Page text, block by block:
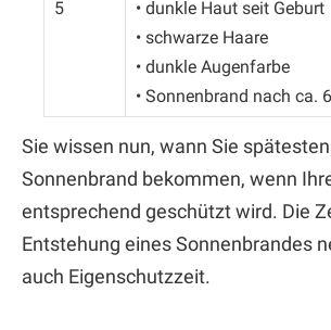
5
• dunkle Haut seit Geburt
• schwarze Haare
• dunkle Augenfarbe
• Sonnenbrand nach ca.
Sie wissen nun, wann Sie
Sonnenbrand bekommen, wenn
entsprechend geschützt wird. Die
Entstehung eines Sonnenbrandes
auch Eigenschutzzeit.